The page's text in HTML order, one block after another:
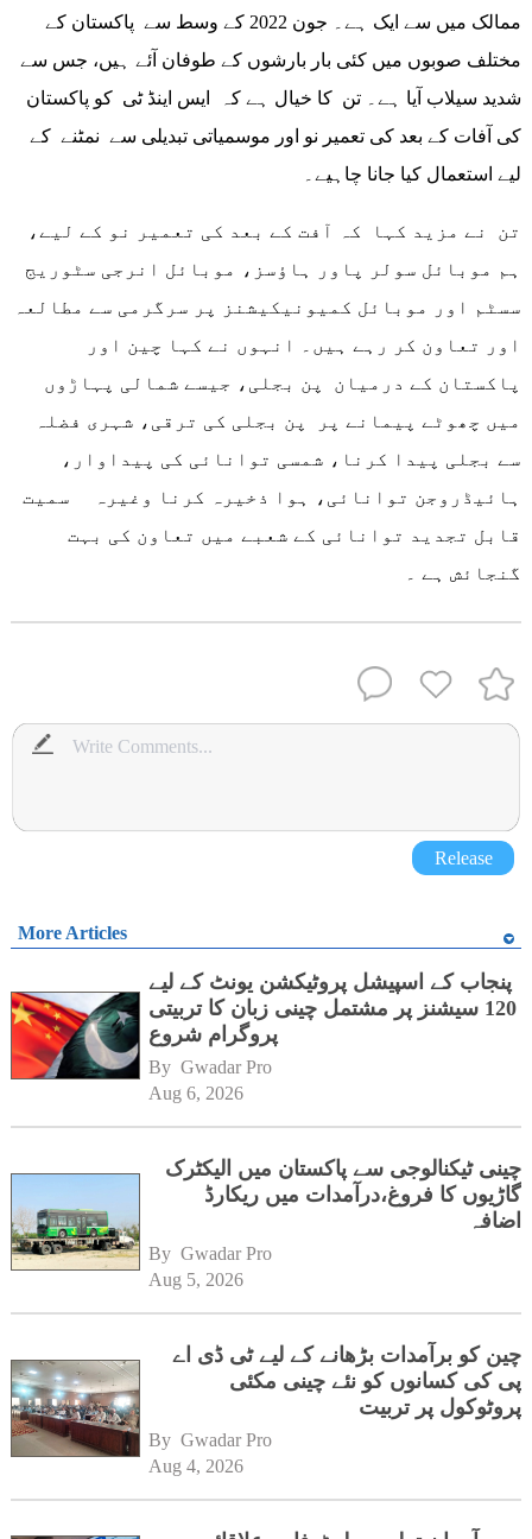
ممالک میں سے ایک ہے۔ جون 2022 کے وسط سے پاکستان کے
مختلف صوبوں میں کئی بار بارشوں کے طوفان آئے ہیں، جس سے
شدید سیلاب آیا ہے۔ تن کا خیال ہے کہ ایس اینڈ ٹی کو پاکستان
کی آفات کے بعد کی تعمیر نو اور موسمیاتی تبدیلی سے نمٹنے کے
لیے استعمال کیا جانا چاہیے۔
ہم موبائل سولر پاور ہاؤسز، موبائل انرجی سٹوریج
سسٹم اور موبائل کمیونیکیشنز پر سرگرمی سے مطالعہ
اور تعاون کر رہے ہیں۔ انہوں نے کہا چین اور
پاکستان کے درمیان پن بجلی، جیسے شمالی پہاڑوں
میں چھوٹے پیمانے پر پن بجلی کی ترقی، شہری فضلہ
سے بجلی پیدا کرنا، شمسی توانائی کی پیداوار،
ہائیڈروجن توانائی، ہوا ذخیرہ کرنا وغیرہ سمیت
قابل تجدید توانائی کے شعبے میں تعاون کی بہت
گنجائش ہے ۔
Release
More Articles
پنجاب کے اسپیشل پروٹیکشن یونٹ کے لیے
120 سیشنز پر مشتمل چینی زبان کا تربیتی
پروگرام شروع
By Gwadar Pro
Aug 6, 2026
چینی ٹیکنالوجی سے پاکستان میں الیکٹرک
گاڑیوں کا فروغ،درآمدات میں ریکارڈ
اضافہ
By Gwadar Pro
Aug 5, 2026
چین کو برآمدات بڑھانے کے لیے ٹی ڈی اے
پی کی کسانوں کو نئے چینی مکئی
پروٹوکول پر تربیت
By Gwadar Pro
Aug 4, 2026